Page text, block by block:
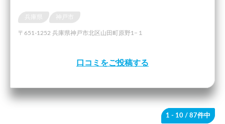
〒651-1252 兵庫県神戸市北区山田町原野1−１
口コミをご投稿する
1 - 10 / 87件中